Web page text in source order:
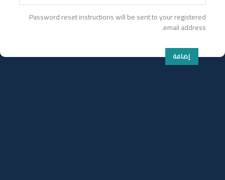
Password reset instructions will be sent to your registered
email address.